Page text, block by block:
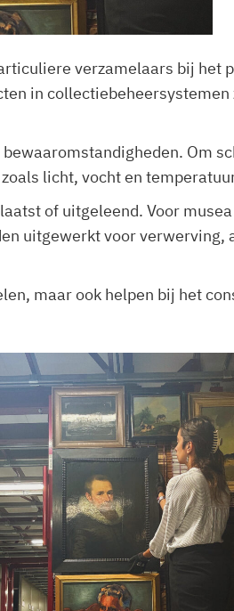
verzamelaars bij het
in collectiebeheersystemen
Om
licht, vocht en
of uitgeleend. Voor
uitgewerkt voor verwerving,
maar ook helpen bij het